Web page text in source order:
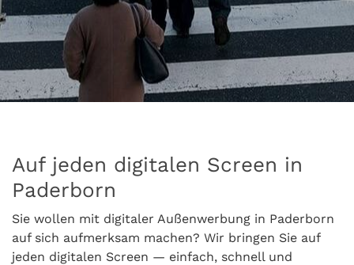
Auf jeden digitalen Screen in
Paderborn
Sie wollen mit digitaler Außenwerbung in Paderborn
auf sich aufmerksam machen? Wir bringen Sie auf
jeden digitalen Screen — einfach, schnell und